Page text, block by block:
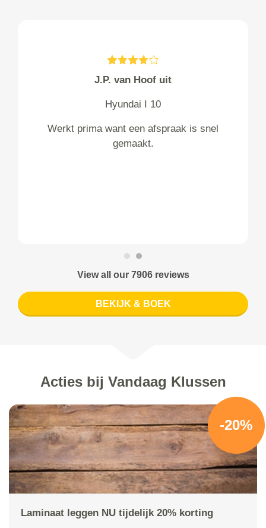
J.P. van Hoof uit
Hyundai I 10
Werkt prima want een afspraak is snel
gemaakt.
View all our 7906 reviews
BEKIJK & BOEK
Acties bij Vandaag Klussen
-20%
Laminaat leggen NU tijdelijk 20% korting